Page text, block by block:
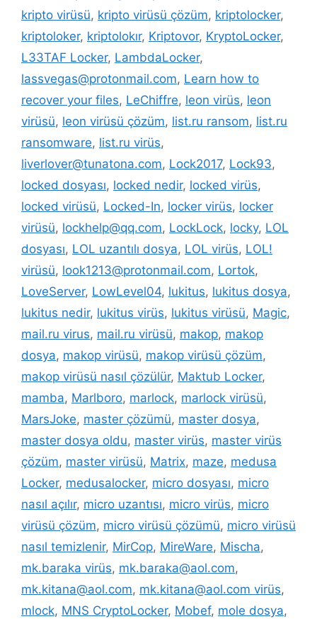
kripto virüsü, kripto virüsü çözüm, kriptolocker,
kriptoloker, kriptolokır, Kriptovor, KryptoLocker,
L33TAF Locker, LambdaLocker,
lassvegas@protonmail.com, Learn how to
recover your files, LeChiffre, leon virüs, leon
virüsü, leon virüsü çözüm, list.ru ransom, list.ru
ransomware, list.ru virüs,
liverlover@tunatona.com, Lock2017, Lock93,
locked dosyası, locked nedir, locked virüs,
locked virüsü, Locked-In, locker virüs, locker
virüsü, lockhelp@qq.com, LockLock, locky, LOL
dosyası, LOL uzantılı dosya, LOL virüs, LOL!
virüsü, look1213@protonmail.com, Lortok,
LoveServer, LowLevel04, lukitus, lukitus dosya,
lukitus nedir, lukitus virüs, lukitus virüsü, Magic,
mail.ru virus, mail.ru virüsü, makop, makop
dosya, makop virüsü, makop virüsü çözüm,
makop virüsü nasıl çözülür, Maktub Locker,
mamba, Marlboro, marlock, marlock virüsü,
MarsJoke, master çözümü, master dosya,
master dosya oldu, master virüs, master virüs
çözüm, master virüsü, Matrix, maze, medusa
Locker, medusalocker, micro dosyası, micro
nasıl açılır, micro uzantısı, micro virüs, micro
virüsü çözüm, micro virüsü çözümü, micro virüsü
nasıl temizlenir, MirCop, MireWare, Mischa,
mk.baraka virüs, mk.baraka@aol.com,
mk.kitana@aol.com, mk.kitana@aol.com virüs,
mlock, MNS CryptoLocker, Mobef, mole dosya,